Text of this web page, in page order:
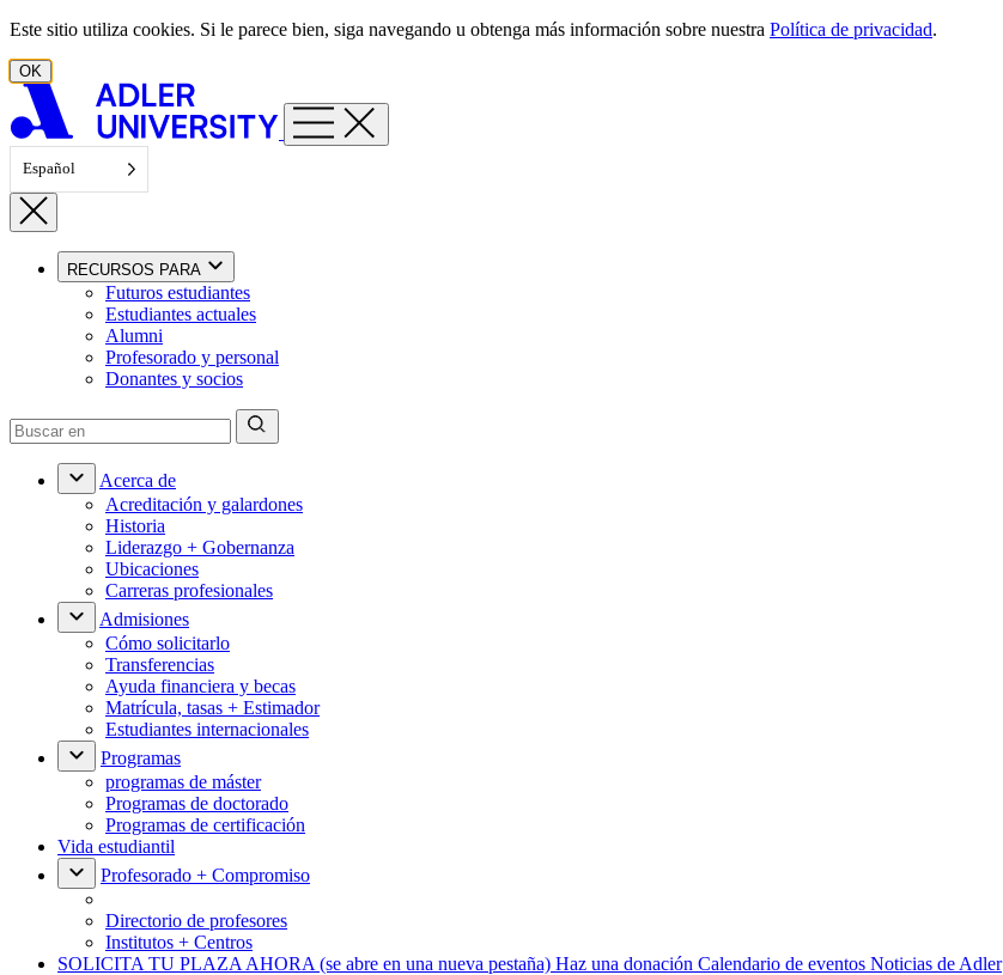
Ir al contenido
Este sitio utiliza cookies. Si le parece bien, siga navegando u obtenga más información sobre nuestra Política de privacidad.
OK
Español
RECURSOS PARA
Futuros estudiantes
Estudiantes actuales
Alumni
Profesorado y personal
Donantes y socios
Acerca de
Acreditación y galardones
Historia
Liderazgo + Gobernanza
Ubicaciones
Carreras profesionales
Admisiones
Cómo solicitarlo
Transferencias
Ayuda financiera y becas
Matrícula, tasas + Estimador
Estudiantes internacionales
Programas
programas de máster
Programas de doctorado
Programas de certificación
Vida estudiantil
Profesorado + Compromiso
Directorio de profesores
Institutos + Centros
SOLICITA TU PLAZA AHORA (se abre en una nueva pestaña) Haz una donación Calendario de eventos Noticias de Adler